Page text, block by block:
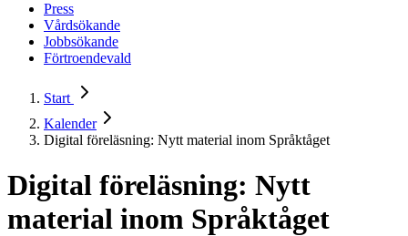
Press
Vårdsökande
Jobbsökande
Förtroendevald
Start
Kalender
Digital föreläsning: Nytt material inom Språktåget
Digital föreläsning: Nytt
material inom Språktåget